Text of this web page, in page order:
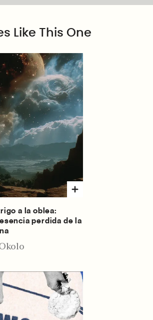
Like This One
a la oblea:
perdida de la